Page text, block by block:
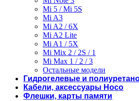
Mi 5 / Mi 5S
Mi A3
Mi A2 / 6X
Mi A2 Lite
Mi A1 / 5X
Mi Mix 2 / 2S / 1
Mi Max 1 / 2 / 3
Остальные модели
Гидрогелевые и
Кабели, аксессуары Hoco
Флешки, карты памяти